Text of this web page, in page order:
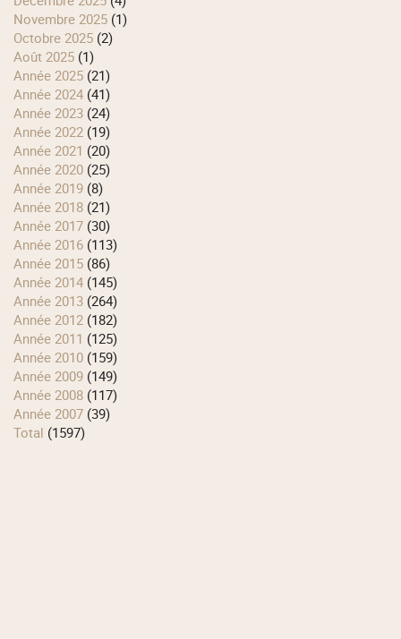
novembre 2025 (1)
octobre 2025 (2)
août 2025 (1)
année 2025 (21)
année 2024 (41)
année 2023 (24)
année 2022 (19)
année 2021 (20)
année 2020 (25)
année 2019 (8)
année 2018 (21)
année 2017 (30)
année 2016 (113)
année 2015 (86)
année 2014 (145)
année 2013 (264)
année 2012 (182)
année 2011 (125)
année 2010 (159)
année 2009 (149)
année 2008 (117)
année 2007 (39)
total (1597)